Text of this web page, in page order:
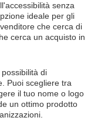
senza
ideale per gli
che cerca di
cerca un acquisto in
di
Puoi scegliere tra
il tuo nome o logo
un ottimo prodotto